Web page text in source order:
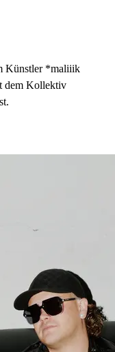
Künstler *maliiik
dem Kollektiv